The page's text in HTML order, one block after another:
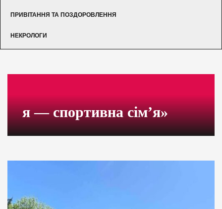
ПРИВІТАННЯ ТА ПОЗДОРОВЛЕННЯ
НЕКРОЛОГИ
я — спортивна сім’я»